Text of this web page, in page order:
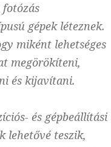
gépek léteznek.
miként lehetséges
megörökíteni,
és kijavítani.
és gépbeállítási
lehetővé teszik,